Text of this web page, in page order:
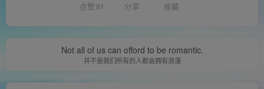
点赞 81 分享 收藏
Not all of us can offord to be romantic.
并不是我们所有的人都会拥有浪漫